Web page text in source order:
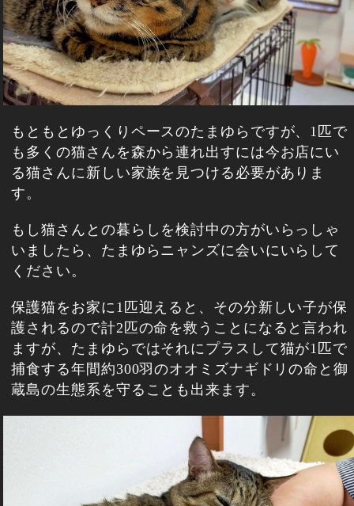
もともとゆっくりペースのたまゆらですが、1匹で
も多くの猫さんを森から連れ出すには今お店にい
る猫さんに新しい家族を見つける必要がありま
す。
もし猫さんとの暮らしを検討中の方がいらっしゃ
いましたら、たまゆらニャンズに会いにいらして
ください。
保護猫をお家に1匹迎えると、その分新しい子が保
護されるので計2匹の命を救うことになると言われ
ますが、たまゆらではそれにプラスして猫が1匹で
捕食する年間約300羽のオオミズナギドリの命と御
蔵島の生態系を守ることも出来ます。